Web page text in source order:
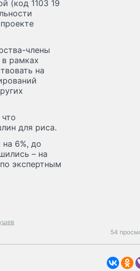
(код 1103 19
члены
рамках
на
для риса.
6%, до
– на
экспертным
54